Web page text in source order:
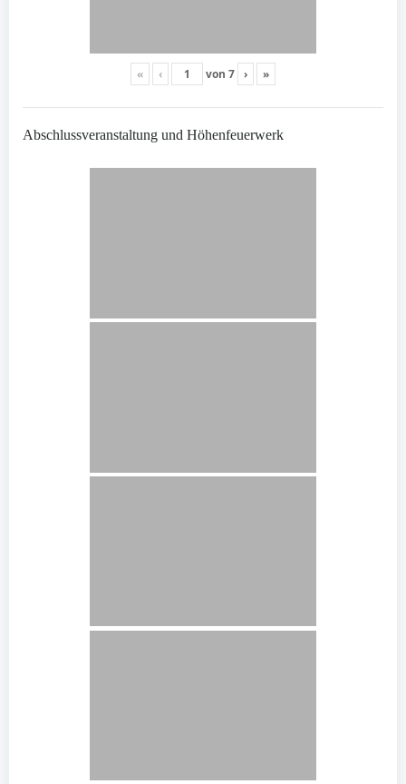
« ‹ von 7 › »
Abschlussveranstaltung und Höhenfeuerwerk